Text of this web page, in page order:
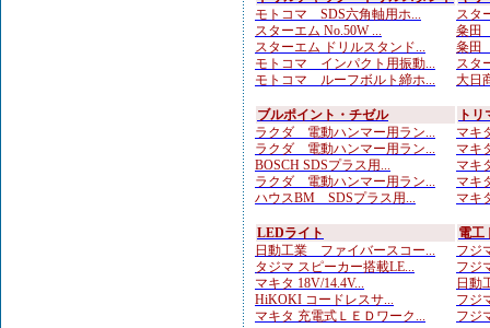
モトコマ SDS六角軸用ホ...
スターエム No.50W ...
スターエム ドリルスタンド...
モトコマ インパクト用振動...
モトコマ ルーフボルト締ホ...
スタ
粂田
粂田
スタ
大日
ブルポイント・チゼル
ラクダ 電動ハンマー用ラン...
ラクダ 電動ハンマー用ラン...
BOSCH SDSプラス用...
ラクダ 電動ハンマー用ラン...
ハウスBM SDSプラス用...
ト
マキ
マキ
マキ
マキ
マキ
LEDライト
日動工業 ファイバースコー...
タジマ スピーカー搭載LE...
マキタ 18V/14.4V...
HiKOKI コードレスサ...
マキタ 充電式ＬＥＤワーク...
電工
フジ
フジ
日動
フジ
フジ